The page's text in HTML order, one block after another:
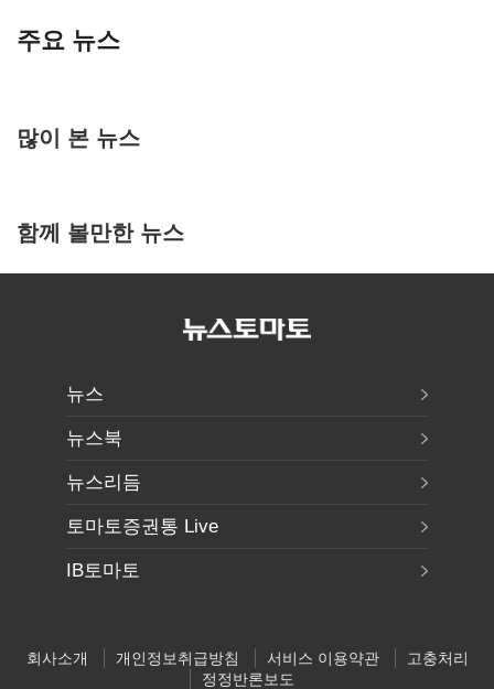
주요 뉴스
많이 본 뉴스
함께 볼만한 뉴스
뉴스
뉴스북
뉴스리듬
토마토증권통 Live
IB토마토
회사소개 개인정보취급방침 서비스 이용약관
고충처리
정정반론보도